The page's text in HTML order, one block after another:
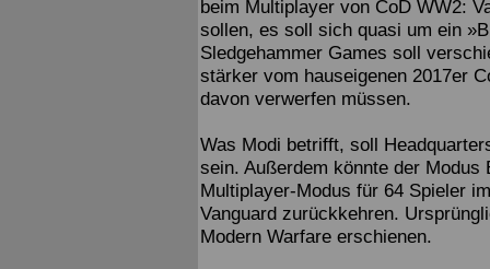
beim Multiplayer von CoD WW2:
sollen, es soll sich quasi um ein
Sledgehammer Games soll
stärker vom hauseigenen 2017er
davon verwerfen müssen.
Was Modi betrifft, soll
sein. Außerdem könnte der
Multiplayer-Modus für 64 Spieler
Vanguard zurückkehren.
Modern Warfare erschienen.